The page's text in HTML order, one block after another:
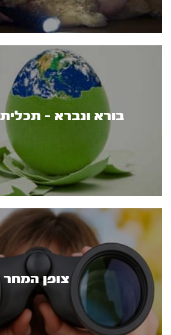
בורא ונברא -
צופן המחר